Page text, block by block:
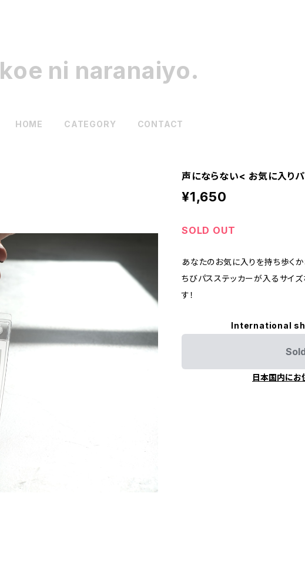
koe ni naranaiyo.
HOME CATEGORY CONTACT
声にならない< お気に入り
¥1,650
SOLD OUT
あなたのお気に入りを持ち歩くか
ちびパスステッカーが入るサイ
す！
International
日本国内にお